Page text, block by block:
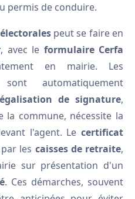
permis de conduire.
peut se faire en
, avec le formulaire Cerfa
en mairie. Les
automatiquement
de signature,
la commune, nécessite la
l'agent. Le certificat
les caisses de retraite,
sur présentation d'un
. Ces démarches, souvent